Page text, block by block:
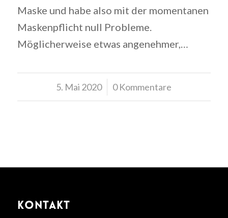
Maske und habe also mit der momentanen
Maskenpflicht null Probleme.
Möglicherweise etwas angenehmer,…
5. Mai 2020
/ 0 Kommentare
KONTAKT